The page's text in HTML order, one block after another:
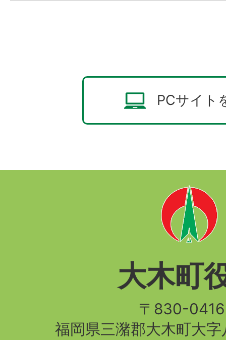
PCサイト
大木町
〒830-
福岡県三潴郡大木町大